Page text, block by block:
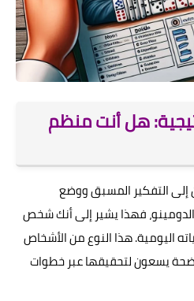
هل أنت منظم
إلى التفكير المسبق ووضع
فهذا يشير إلى أنك شخص
اليومية. هذا النوع من الأشخاص
يسعون لتحقيقها عبر خطوات